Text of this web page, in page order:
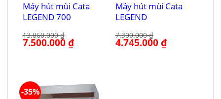
Máy hút mùi Cata
LEGEND 700
13.860.000₫
Giá
gốc
7.500.000₫Giá
hiện
Máy hút mùi Cata
LEGEND
7.300.000₫
Giá
gốc
4.745.000₫Giá
hiện
-35%